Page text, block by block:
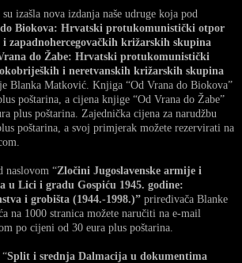
izašla nova izdanja naše udruge koja pod
Biokova: Hrvatski protukomunistički otpor
zapadnohercegovačkih križarskih skupina
do Žabe: Hrvatski protukomunistički
i neretvanskih križarskih skupina
Blanka Matković. Knjiga “Od Vrana do Biokova”
poštarina, a cijena knjige “Od Vrana do Žabe”
plus poštarina. Zajednička cijena za narudžbu
poštarina, a svoj primjerak možete rezervirati na
naslovom “Zločini Jugoslavenske armije i
u Lici i gradu Gospiću 1945. godine:
i grobišta (1944.-1998.)” priređivača Blanke
na 1000 stranica možete naručiti na e-mail
po cijeni od 30 eura plus poštarina.
Split i srednja Dalmacija u dokumentima